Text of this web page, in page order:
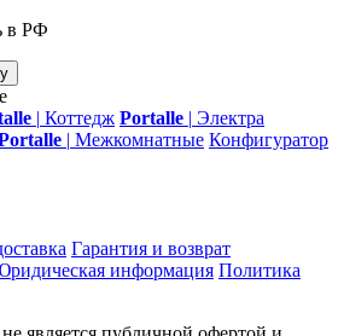
в РФ
| Коттедж Portalle | Электра
| Межкомнатные Конфигуратор
Гарантия и возврат
информация Политика